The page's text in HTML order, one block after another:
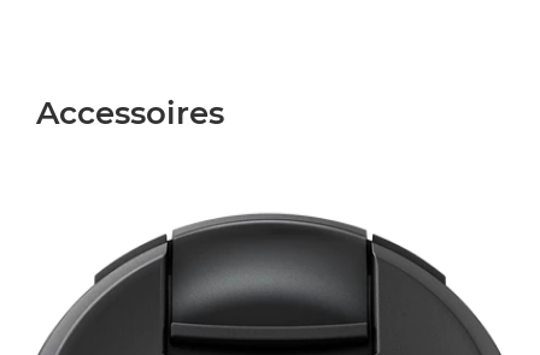
Accessoires